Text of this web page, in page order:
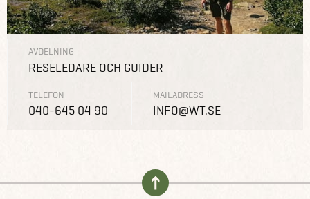
AVDELNING
RESELEDARE OCH GUIDER
TELEFON
040-645 04 90
MAILADRESS
INFO@WT.SE